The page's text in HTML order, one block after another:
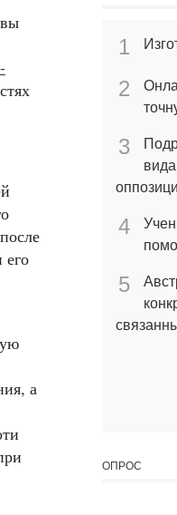
его
а
1
2
3
4
5
ОПРОС